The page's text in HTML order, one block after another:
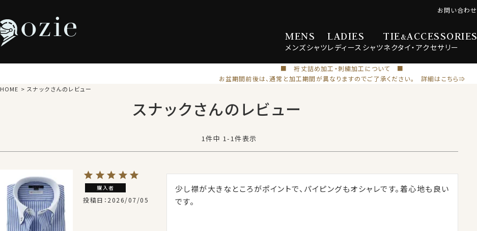
MENS
メンズシャツ
LADIES
レディース シャツ
TIE&ACCESSORIES
ネクタイ・ アクセサリー
お問い合わせ
■ 裄丈詰め加工・刺繍加工について ■
お盆期間前後は、通常と加工期間が異なりますのでご了承ください。 詳細はこちら⇒
HOME スナックさんのレビュー
スナックさんのレビュー
1件中 1-1件表示
購入者
投稿日 2026/07/05
少し襟が大きなところがポイントで、パイピングもオシャレです。着心地も良い
です。